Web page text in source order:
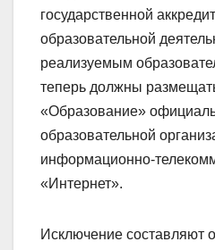
государственной
образовательной
реализуемым
теперь должны
«Образование»
образовательной
информационно-
«Интернет».
Исключение составляют